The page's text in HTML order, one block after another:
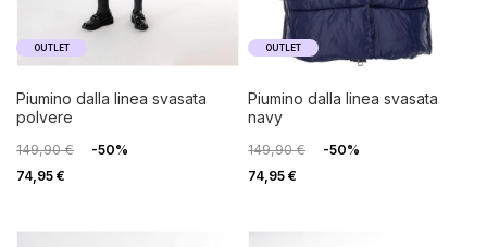
OUTLET
piumino dalla linea svasata
polvere
149,90 €
-50%
74,95 €
OUTLET
piumino dalla linea svasata
navy
149,90 €
-50%
74,95 €